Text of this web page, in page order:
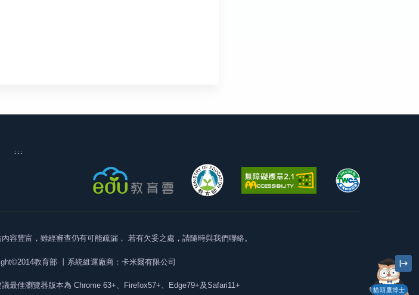
貓頭鷹博士
:::
容豐富，雖經審查仍有可能疏漏， 若有欠妥之處，請隨時與我們聯絡。
教育部 丨系統維運廠商：卡米爾有限公司
最佳瀏覽器版本為 Chrome 63+、Firefox57+、Edge79+及Safari11+